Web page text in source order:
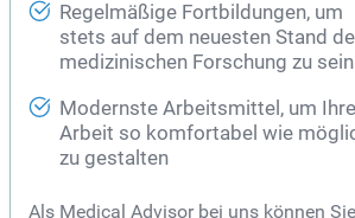
Regelmäßige Fortbildungen, um
stets auf dem neuesten Stand
medizinischen Forschung zu sein
Modernste Arbeitsmittel, um Ihre
Arbeit so komfortabel wie
zu gestalten
Als Medical Advisor bei uns können